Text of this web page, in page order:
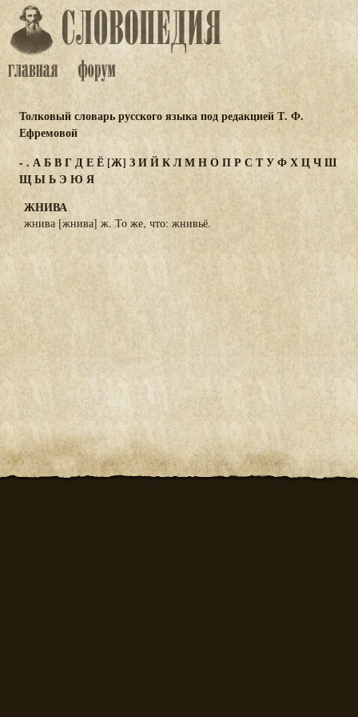
Толковый словарь русского языка под редакцией Т. Ф.
Ефремовой
- . АБВГДЕЁ [Ж] ЗИЙКЛМНОПРС ТУФХЦЧШ
ЩЫЬЭ ЮЯ
ЖНИВА
жнива [жнива] ж. То же, что: жнивьё.